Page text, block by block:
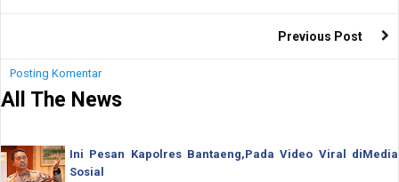
Previous Post
Posting Komentar
All The News
Ini Pesan Kapolres Bantaeng,Pada Video Viral diMedia
Sosial